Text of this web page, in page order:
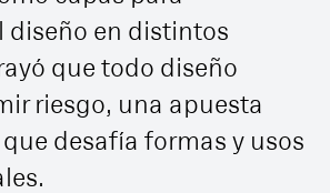
diseño en distintos
que todo diseño
riesgo, una apuesta
desafía formas y usos